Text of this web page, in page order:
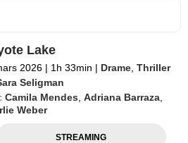
Lake
2026 | 1h 33min | Drame ,Thriller
Seligman
Camila Mendes ,Adriana Barraza
Weber
STREAMING